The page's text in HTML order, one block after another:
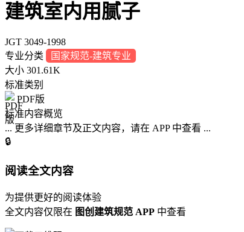
建筑室内用腻子
JGT 3049-1998
专业分类
国家规范-建筑专业
大小 301.61K
标准类别
PDF版
标准内容概览
... 更多详细章节及正文内容，请在 APP 中查看 ...
🔒
阅读全文内容
为提供更好的阅读体验
全文内容仅限在 图创建筑规范 APP 中查看